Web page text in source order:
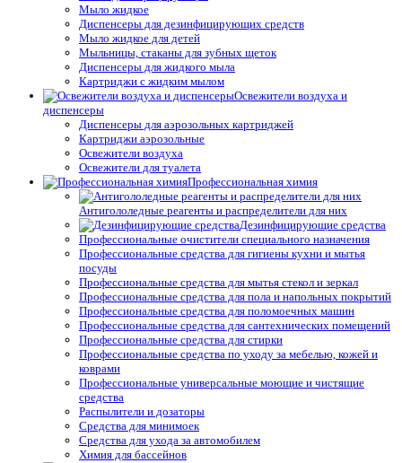
Мыло жидкое
Диспенсеры для дезинфицирующих средств
Мыло жидкое для детей
Мыльницы, стаканы для зубных щеток
Диспенсеры для жидкого мыла
Картриджи с жидким мылом
Освежители воздуха и
диспенсеры
Диспенсеры для аэрозольных картриджей
Картриджи аэрозольные
Освежители воздуха
Освежители для туалета
Профессиональная химия
Антигололедные реагенты и распределители для них
Дезинфицирующие средства
Профессиональные очистители специального назначения
Профессиональные средства для гигиены кухни и мытья
посуды
Профессиональные средства для мытья стекол и зеркал
Профессиональные средства для пола и напольных покрытий
Профессиональные средства для поломоечных машин
Профессиональные средства для сантехнических помещений
Профессиональные средства для стирки
Профессиональные средства по уходу за мебелью, кожей и
коврами
Профессиональные универсальные моющие и чистящие
средства
Распылители и дозаторы
Средства для минимоек
Средства для ухода за автомобилем
Химия для бассейнов